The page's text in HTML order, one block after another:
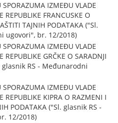
IZMEĐU VLADE
REPUBLIKE FRANCUSKE O
TAJNIH PODATAKA ("Sl.
ugovori", br. 12/2018)
IZMEĐU VLADE
REPUBLIKE GRČKE O SARADNJI
glasnik RS - Međunarodni
IZMEĐU VLADE
REPUBLIKE KIPRA O RAZMENI I
PODATAKA ("Sl. glasnik RS -
12/2018)